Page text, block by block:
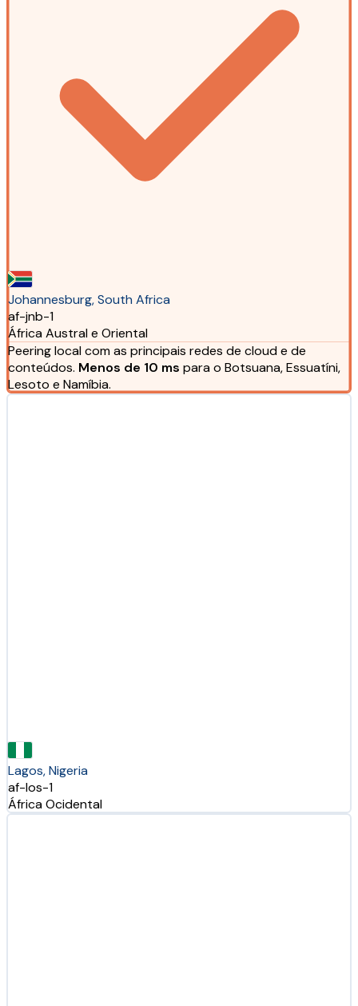
Johannesburg, South Africa
af-jnb-1
África Austral e Oriental
Peering local com as principais redes de cloud e de
conteúdos. Menos de 10 ms para o Botsuana, Essuatíni,
Lesoto e Namíbia.
Lagos, Nigeria
af-los-1
África Ocidental